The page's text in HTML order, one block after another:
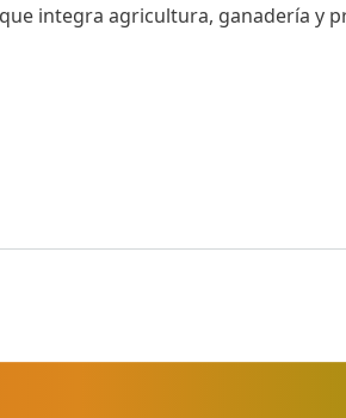
integra agricultura, ganadería y